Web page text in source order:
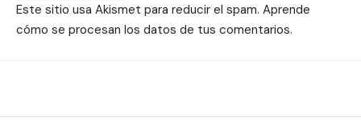
Este sitio usa Akismet para reducir el spam. Aprende
cómo se procesan los datos de tus comentarios.